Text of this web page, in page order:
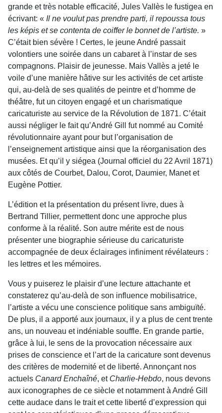
grande et très notable efficacité, Jules Vallès le fustigea en
écrivant: « Il ne voulut pas prendre parti, il repoussa tous
les képis et se contenta de coiffer le bonnet de l’artiste. »
C’était bien sévère ! Certes, le jeune André passait
volontiers une soirée dans un cabaret à l’instar de ses
compagnons. Plaisir de jeunesse. Mais Vallès a jeté le
voile d’une manière hâtive sur les activités de cet artiste
qui, au-delà de ses qualités de peintre et d’homme de
théâtre, fut un citoyen engagé et un charismatique
caricaturiste au service de la Révolution de 1871. C’était
aussi négliger le fait qu’André Gill fut nommé au Comité
révolutionnaire ayant pour but l’organisation de
l’enseignement artistique ainsi que la réorganisation des
musées. Et qu’il y siégea (Journal officiel du 22 Avril 1871)
aux côtés de Courbet, Dalou, Corot, Daumier, Manet et
Eugène Pottier.
L’édition et la présentation du présent livre, dues à
Bertrand Tillier, permettent donc une approche plus
conforme à la réalité. Son autre mérite est de nous
présenter une biographie sérieuse du caricaturiste
accompagnée de deux éclairages infiniment révélateurs :
les lettres et les mémoires.
Vous y puiserez le plaisir d’une lecture attachante et
constaterez qu’au-delà de son influence mobilisatrice,
l’artiste a vécu une conscience politique sans ambiguïté.
De plus, il a apporté aux journaux, il y a plus de cent trente
ans, un nouveau et indéniable souffle. En grande partie,
grâce à lui, le sens de la provocation nécessaire aux
prises de conscience et l’art de la caricature sont devenus
des critères de modernité et de liberté. Annonçant nos
actuels Canard Enchaîné, et Charlie-Hebdo, nous devons
aux iconographes de ce siècle et notamment à André Gill
cette audace dans le trait et cette liberté d’expression qui